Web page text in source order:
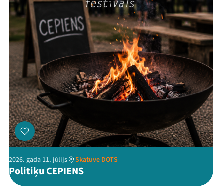
ThreadsFacebookYoutube
X Instagram
Flick TikTok
2026. gada 11. jūlijs Skatuve DOTS
Politiķu CEPIENS